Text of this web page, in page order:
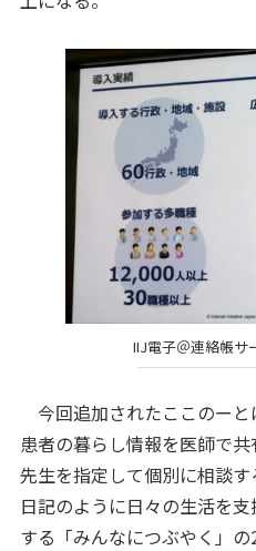
IIJ電子＠連絡帳サ
今回追加されたここのー
患者の暮らし情報を医師で共
先生を指定して個別に相談
日記のように日々の生活を
する「みんなにつぶやく」